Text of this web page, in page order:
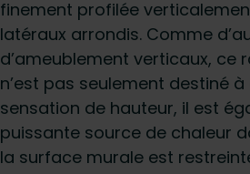
finement profilée
latéraux arrondis. Comme
d’ameublement verticaux, ce
n’est pas seulement destiné
sensation de hauteur, il est
puissante source de chaleur
la surface murale est